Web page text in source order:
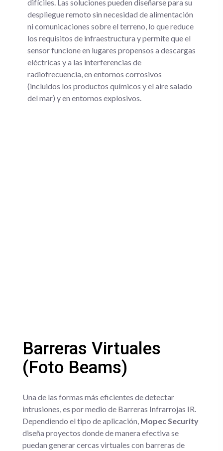
difíciles. Las soluciones pueden diseñarse para su
despliegue remoto sin necesidad de alimentación
ni comunicaciones sobre el terreno, lo que reduce
los requisitos de infraestructura y permite que el
sensor funcione en lugares propensos a descargas
eléctricas y a las interferencias de
radiofrecuencia, en entornos corrosivos
(incluidos los productos químicos y el aire salado
del mar) y en entornos explosivos.
Barreras Virtuales
(Foto Beams)
Una de las formas más eficientes de detectar
intrusiones, es por medio de Barreras Infrarrojas IR.
Dependiendo el tipo de aplicación, Mopec Security
diseña proyectos donde de manera efectiva se
puedan generar cercas virtuales con barreras de